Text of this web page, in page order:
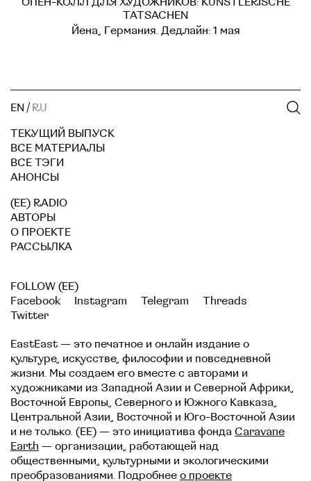
TATSACHEN
Йена, Германия. Дедлайн: 1 мая
EN / RU
ТЕКУЩИЙ ВЫПУСК
ВСЕ МАТЕРИАЛЫ
ВСЕ ТЭГИ
АНОНСЫ
(EE) RADIO
АВТОРЫ
О ПРОЕКТЕ
РАССЫЛКА
FOLLOW (EE)
Facebook
Instagram Telegram
Threads
Twitter
EastEast — это печатное и онлайн издание о
культуре, искусстве, философии и повседневной
жизни. Мы создаем его вместе с авторами и
художниками из Западной Азии и Северной Африки,
Восточной Европы, Северного и Южного Кавказа,
Центральной Азии, Восточной и Юго-Восточной Азии
и не только. (EE) — это инициатива фонда Caravane
Earth — организации, работающей над
общественными, культурными и экологическими
преобразованиями. Подробнее о проекте